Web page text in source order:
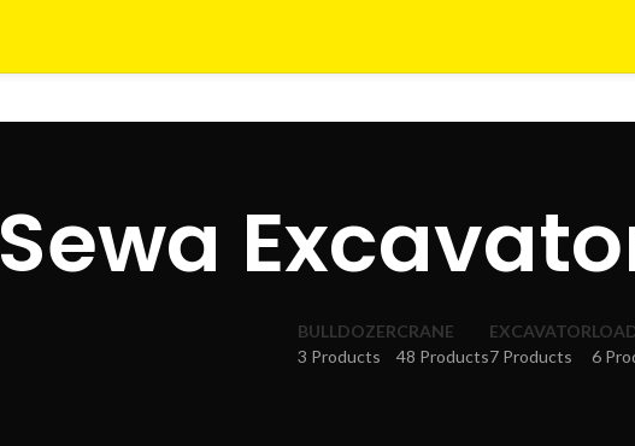
Sewa
BULLDOZER
3 Products
CRANE
48 Products
EXCAVATOR
7 Products
6